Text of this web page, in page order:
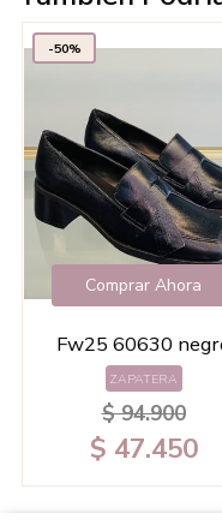
-50%
Comprar Ahora
Fw25 60630
ZAPATERA
$ 94.900
$ 47.450